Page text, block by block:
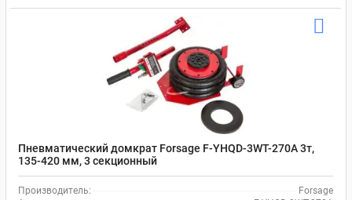
Пневматический домкрат Forsage F-YHQD-3WT-270A 3т,
135-420 мм, 3 секционный
Производитель:
Forsage